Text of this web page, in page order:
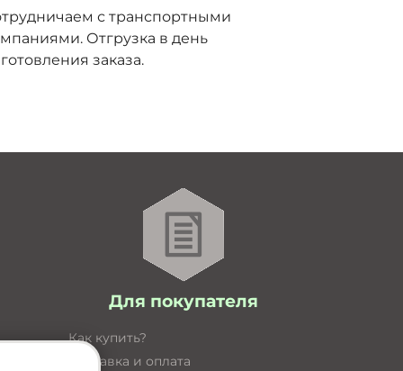
с транспортными
Отгрузка в день
заказа.
Для покупателя
Как купить?
Доставка и оплата